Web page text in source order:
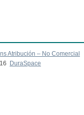
Atribución – No Comercial
DuraSpace